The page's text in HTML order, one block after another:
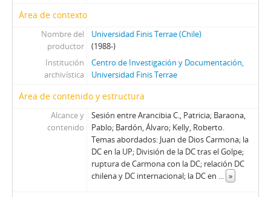
100 - Ossa Pretot, Sergio
101 - Mena, Odlanier
102 - Silva Cimma, Enrique
103 - Mena, Odlanier
104 - Ossa Pretot, Sergio
105 - Mena, Odlanier
107 - Mena, Odlanier
108 - Juan Guzmán Tapia (I)
109 - Juan Guzmán Tapia (II)
110 - Juan Guzmán Tapia (III)
111 - Juan Guzmán Tapia (IV)
Área de contexto
Nombre del
productor
Universidad Finis Terrae (Chile)
(1988-)
Institución
archivística
Centro de Investigación y Documentación,
Universidad Finis Terrae
Área de contenido y estructura
Alcance y
contenido
Sesión entre Arancibia C., Patricia; Baraona,
Pablo; Bardón, Álvaro; Kelly, Roberto.
Temas abordados: Juan de Dios Carmona; la
DC en la UP; División de la DC tras el Golpe;
ruptura de Carmona con la DC; relación DC
chilena y DC internacional; la DC en ... »